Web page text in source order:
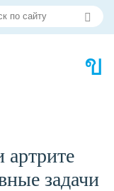
артрите
задачи